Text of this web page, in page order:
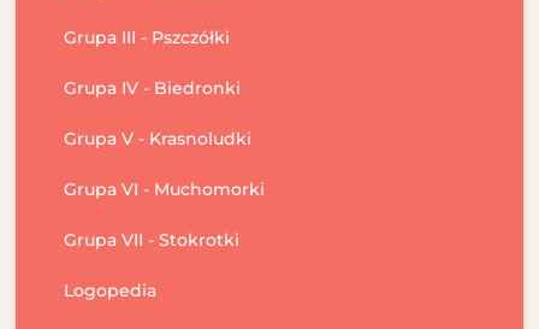
Grupa III - Pszczółki
Grupa IV - Biedronki
Grupa V - Krasnoludki
Grupa VI - Muchomorki
Grupa VII - Stokrotki
Logopedia